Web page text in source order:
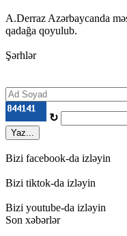
A.Derraz Azərbaycanda
qadağa qoyulub.
Şərhlər
↻
Yaz...
Bizi facebook-da izləyin
Bizi tiktok-da izləyin
Bizi youtube-da izləyin
Son xəbərlər